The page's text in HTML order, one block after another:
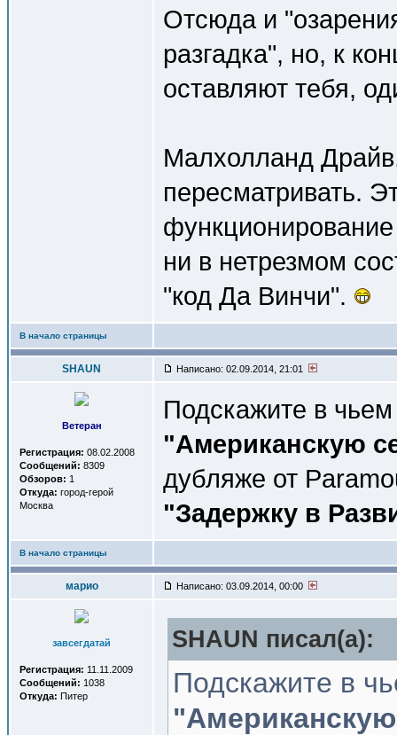
Отсюда и
разгадка", но, к
оставляют тебя,
Малхолланд
пересматривать.
ни в нетрезмом
"код Да Винчи".
В начало страницы
SHAUN Написано: 02.09.2014, 21:01
Ветеран
Регистрация: 08.02.2008
Сообщений: 8309
Обзоров: 1
Откуда: город-герой
Москва
Подскажите в
"Американскую
дубляже от
"Задержку в
В начало страницы
марио Написано: 03.09.2014, 00:00
завсегдатай
Регистрация: 11.11.2009
Сообщений: 1038
Откуда: Питер
SHAUN писал(a):
Подскажите в